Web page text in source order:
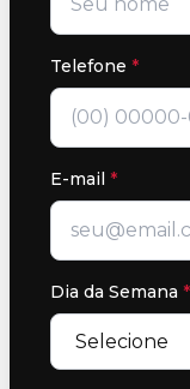
Telefone *
E-mail *
Dia da Semana *